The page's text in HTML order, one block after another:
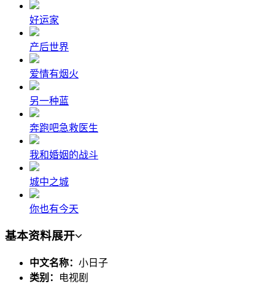
好运家
产后世界
爱情有烟火
另一种蓝
奔跑吧急救医生
我和婚姻的战斗
城中之城
你也有今天
基本资料展开
中文名称： 小日子
类别：
电视剧